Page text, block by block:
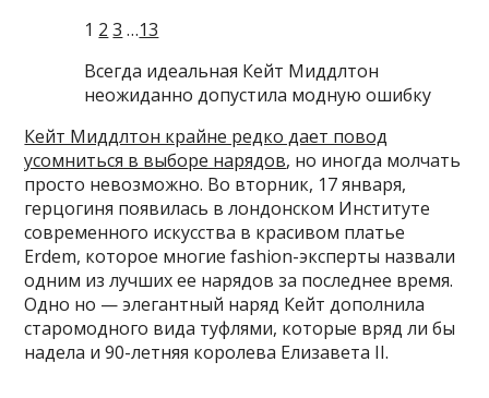
1 2 3 …13
Всегда идеальная Кейт Миддлтон
неожиданно допустила модную ошибку
Кейт Миддлтон крайне редко дает повод
усомниться в выборе нарядов, но иногда молчать
просто невозможно. Во вторник, 17 января,
герцогиня появилась в лондонском Институте
современного искусства в красивом платье
Erdem, которое многие fashion-эксперты назвали
одним из лучших ее нарядов за последнее время.
Одно но — элегантный наряд Кейт дополнила
старомодного вида туфлями, которые вряд ли бы
надела и 90-летняя королева Елизавета II.